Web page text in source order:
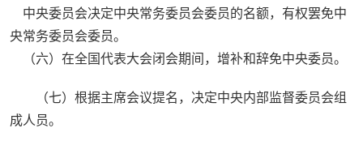
中央委员会决定中央常务委员会委员的名额，有权罢免中
央常务委员会委员。
（六）在全国代表大会闭会期间，增补和辞免中央委员。
（七）根据主席会议提名，决定中央内部监督委员会组
成人员。